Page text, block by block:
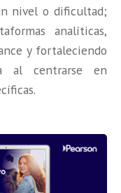
nivel o dificultad;
analíticas,
y fortaleciendo
al centrarse en